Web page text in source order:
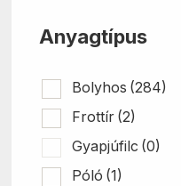
Anyagtípus
Bolyhos (284)
Frottír (2)
Gyapjúfilc (0)
Póló (1)